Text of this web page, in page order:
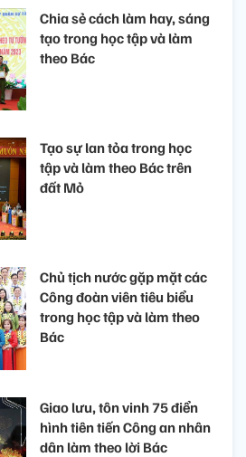
Chia sẻ cách làm hay, sáng
tạo trong học tập và làm
theo Bác
Tạo sự lan tỏa trong học
tập và làm theo Bác trên
đất Mỏ
Chủ tịch nước gặp mặt các
Công đoàn viên tiêu biểu
trong học tập và làm theo
Bác
Giao lưu, tôn vinh 75 điển
hình tiên tiến Công an nhân
dân làm theo lời Bác